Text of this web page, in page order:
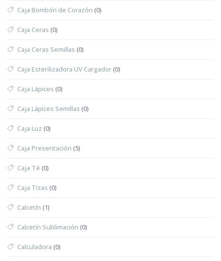
Caja Bombón de Corazón (0)
Caja Ceras (0)
Caja Ceras Semillas (0)
Caja Esterilizadora UV Cargador(0)
Caja Lápices (0)
Caja Lápices Semillas (0)
Caja Luz (0)
Caja Presentación (5)
Caja Té (0)
Caja Tizas (0)
Calcetín (1)
Calcetín Sublimación (0)
Calculadora (0)